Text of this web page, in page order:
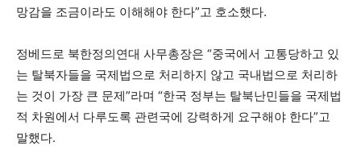
망감을 조금이라도 이해해야 한다”고 호소했다.
정베드로 북한정의연대 사무총장은 “중국에서 고통당하고 있
는 탈북자들을 국제법으로 처리하지 않고 국내법으로 처리하
는 것이 가장 큰 문제”라며 “한국 정부는 탈북난민들을 국제법
적 차원에서 다루도록 관련국에 강력하게 요구해야 한다”고
말했다.